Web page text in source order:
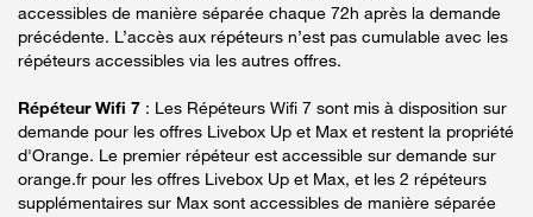
accessibles de manière séparée chaque 72h après la demande
précédente. L’accès aux répéteurs n’est pas cumulable avec les
répéteurs accessibles via les autres offres.
Répéteur Wifi 7 : Les Répéteurs Wifi 7 sont mis à disposition sur
demande pour les offres Livebox Up et Max et restent la propriété
d'Orange. Le premier répéteur est accessible sur demande sur
orange.fr pour les offres Livebox Up et Max, et les 2 répéteurs
supplémentaires sur Max sont accessibles de manière séparée